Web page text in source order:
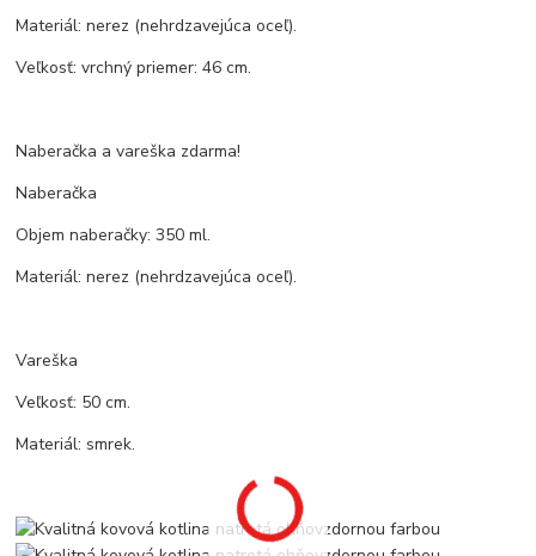
Materiál: nerez (nehrdzavejúca oceľ).
Veľkosť: vrchný priemer: 46 cm.
Naberačka a vareška zdarma!
Naberačka
Objem naberačky: 350 ml.
Materiál: nerez (nehrdzavejúca oceľ).
Vareška
Veľkosť: 50 cm.
Materiál: smrek.